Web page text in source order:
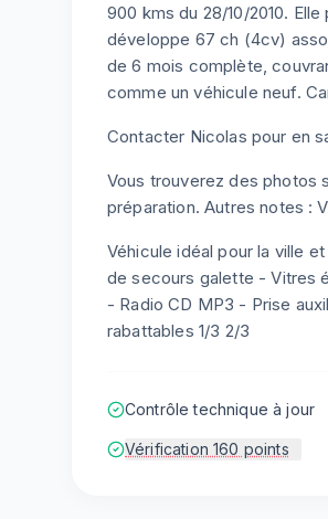
900 kms du 28/10/2010.
développe 67 ch (4cv)
de 6 mois complète,
comme un véhicule neuf.
Contacter Nicolas pour en
Vous trouverez des photos
préparation. Autres notes :
Véhicule idéal pour la ville
de secours galette - Vitres
- Radio CD MP3 - Prise
rabattables 1/3 2/3
Contrôle technique à jour
Vérification 160 points